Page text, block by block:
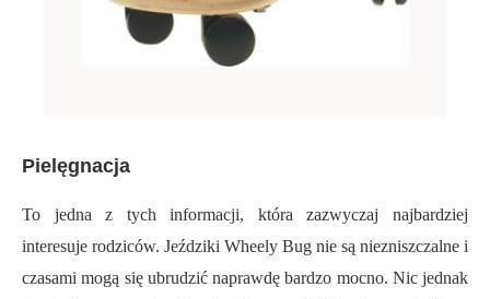
Pielęgnacja
To jedna z tych informacji, która zazwyczaj najbardziej
interesuje rodziców. Jeździki Wheely Bug nie są niezniszczalne i
czasami mogą się ubrudzić naprawdę bardzo mocno. Nic jednak